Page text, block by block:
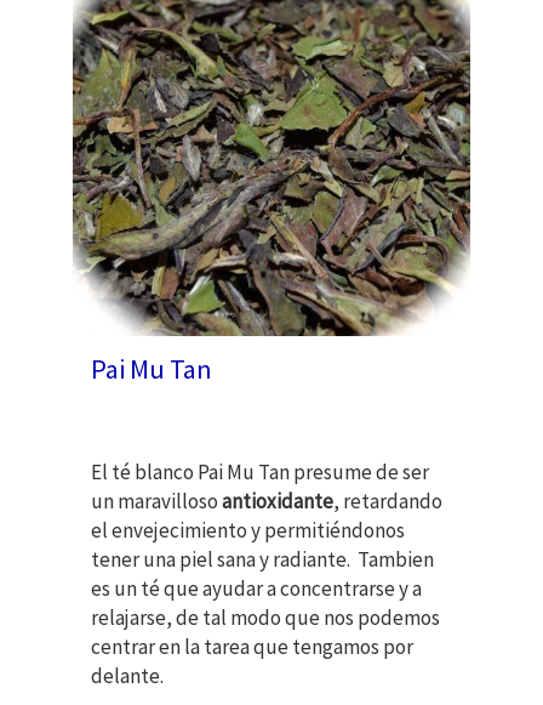
Pai Mu Tan
El té blanco Pai Mu Tan presume de ser
un maravillosoantioxidante, retardando
el envejecimiento y permitiéndonos
tener una piel sana y radiante. Tambien
es un té que ayudar a concentrarse y a
relajarse, de tal modo que nos podemos
centrar en la tarea que tengamos por
delante.